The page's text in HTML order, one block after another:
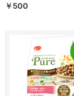
￥500